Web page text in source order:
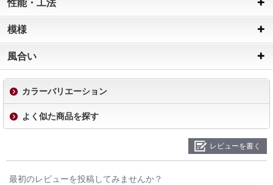
性能・工法
模様
風合い
カラーバリエーション
よく似た商品を探す
レビューを書く
最初のレビューを投稿してみませんか？